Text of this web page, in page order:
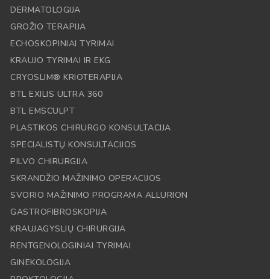
DERMATOLOGIJA
GROŽIO TERAPIJA
ECHOSKOPINIAI TYRIMAI
KRAUJO TYRIMAI IR EKG
CRYOSLIM® KRIOTERAPIJA
BTL EXILIS ULTRA 360
BTL EMSCULPT
PLASTIKOS CHIRURGO KONSULTACIJA
SPECIALISTŲ KONSULTACIJOS
PILVO CHIRURGIJA
SKRANDŽIO MAŽINIMO OPERACIJOS
SVORIO MAŽINIMO PROGRAMA ALLURION
GASTROFIBROSKOPIJA
KRAUJAGYSLIŲ CHIRURGIJA
RENTGENOLOGINIAI TYRIMAI
GINEKOLOGIJA